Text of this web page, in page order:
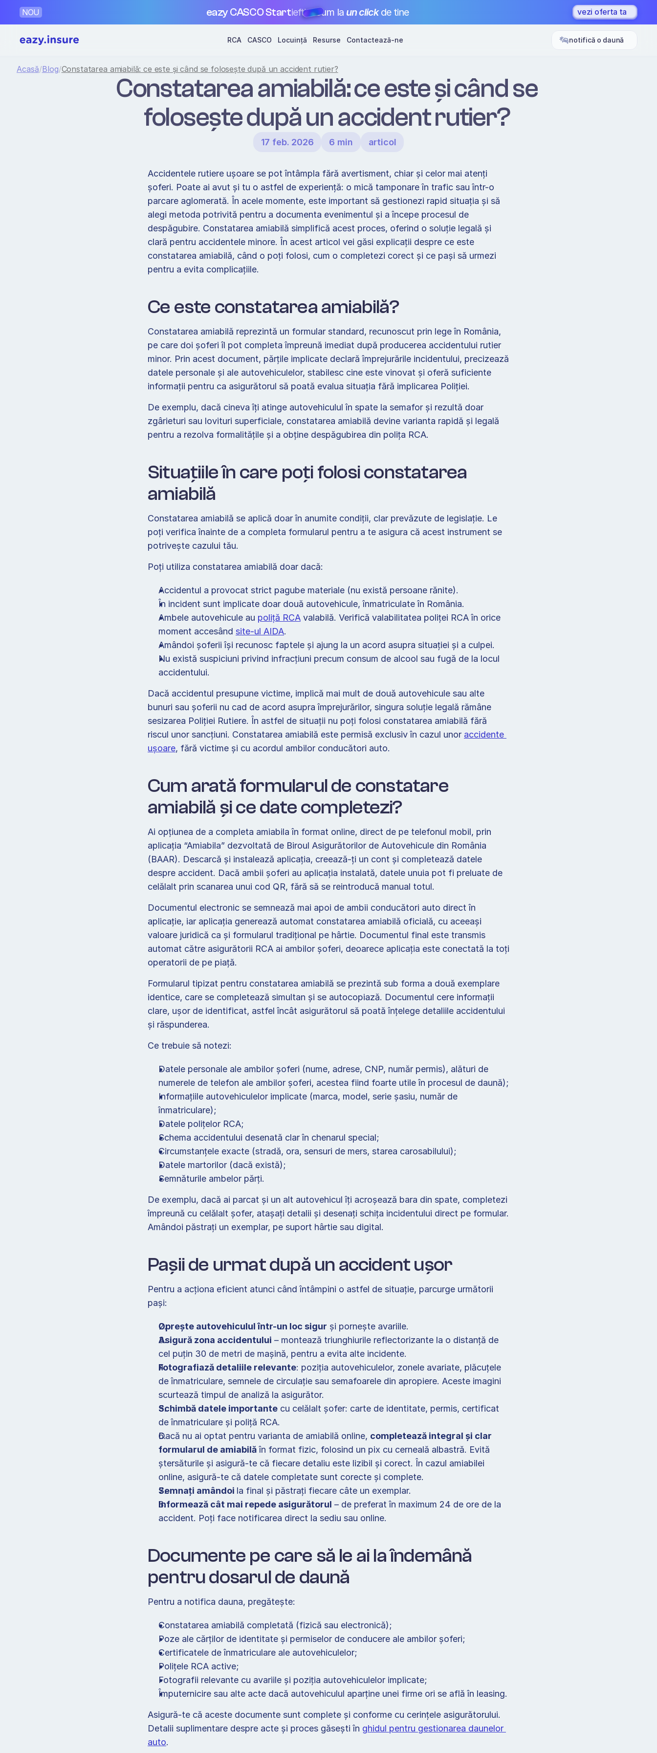
Acasă/Blog/Constatarea amiabilă: ce este și când se folosește după un accident rutier?
Constatarea amiabilă: ce este și când se
folosește după un accident rutier?
17 feb. 2026 6 min articol
NOU eazy CASCO Startieftinacum la un click de tine vezi oferta ta
RCA CASCO Locuință Resurse Contactează-ne notifică o daună
Accidentele rutiere ușoare se pot întâmpla fără avertisment, chiar și celor mai atenți
șoferi. Poate ai avut și tu o astfel de experiență: o mică tamponare în trafic sau într-o
parcare aglomerată. În acele momente, este important să gestionezi rapid situația și să
alegi metoda potrivită pentru a documenta evenimentul și a începe procesul de
despăgubire. Constatarea amiabilă simplifică acest proces, oferind o soluție legală și
clară pentru accidentele minore. În acest articol vei găsi explicații despre ce este
constatarea amiabilă, când o poți folosi, cum o completezi corect și ce pași să urmezi
pentru a evita complicațiile.
Ce este constatarea amiabilă?
Constatarea amiabilă reprezintă un formular standard, recunoscut prin lege în România,
pe care doi șoferi îl pot completa împreună imediat după producerea accidentului rutier
minor. Prin acest document, părțile implicate declară împrejurările incidentului, precizează
datele personale și ale autovehiculelor, stabilesc cine este vinovat și oferă suficiente
informații pentru ca asigurătorul să poată evalua situația fără implicarea Poliției.
De exemplu, dacă cineva îți atinge autovehiculul în spate la semafor și rezultă doar
zgârieturi sau lovituri superficiale, constatarea amiabilă devine varianta rapidă și legală
pentru a rezolva formalitățile și a obține despăgubirea din polița RCA.
Situațiile în care poți folosi constatarea
amiabilă
Constatarea amiabilă se aplică doar în anumite condiții, clar prevăzute de legislație. Le
poți verifica înainte de a completa formularul pentru a te asigura că acest instrument se
potrivește cazului tău.
Poți utiliza constatarea amiabilă doar dacă:
Accidentul a provocat strict pagube materiale (nu există persoane rănite).
În incident sunt implicate doar două autovehicule, înmatriculate în România.
Ambele autovehicule au poliță RCA valabilă. Verifică valabilitatea poliței RCA în orice
moment accesând site-ul AIDA.
Amândoi șoferii își recunosc faptele și ajung la un acord asupra situației și a culpei.
Nu există suspiciuni privind infracțiuni precum consum de alcool sau fugă de la locul
accidentului.
Dacă accidentul presupune victime, implică mai mult de două autovehicule sau alte
bunuri sau șoferii nu cad de acord asupra împrejurărilor, singura soluție legală rămâne
sesizarea Poliției Rutiere. În astfel de situații nu poți folosi constatarea amiabilă fără
riscul unor sancțiuni. Constatarea amiabilă este permisă exclusiv în cazul unor accidente
ușoare, fără victime și cu acordul ambilor conducători auto.
Cum arată formularul de constatare
amiabilă și ce date completezi?
Ai opțiunea de a completa amiabila în format online, direct de pe telefonul mobil, prin
aplicația “Amiabila” dezvoltată de Biroul Asigurătorilor de Autovehicule din România
(BAAR). Descarcă și instalează aplicația, creează-ți un cont și completează datele
despre accident. Dacă ambii șoferi au aplicația instalată, datele unuia pot fi preluate de
celălalt prin scanarea unui cod QR, fără să se reintroducă manual totul.
Documentul electronic se semnează mai apoi de ambii conducători auto direct în
aplicație, iar aplicația generează automat constatarea amiabilă oficială, cu aceeași
valoare juridică ca și formularul tradițional pe hârtie. Documentul final este transmis
automat către asigurătorii RCA ai ambilor șoferi, deoarece aplicația este conectată la toți
operatorii de pe piață.
Formularul tipizat pentru constatarea amiabilă se prezintă sub forma a două exemplare
identice, care se completează simultan și se autocopiază. Documentul cere informații
clare, ușor de identificat, astfel încât asigurătorul să poată înțelege detaliile accidentului
și răspunderea.
Ce trebuie să notezi:
Datele personale ale ambilor șoferi (nume, adrese, CNP, număr permis), alături de
Informațiile autovehiculelor implicate (marca, model, serie șasiu, număr de
înmatriculare);
Datele polițelor RCA;
Schema accidentului desenată clar în chenarul special;
Circumstanțele exacte (stradă, ora, sensuri de mers, starea carosabilului);
Datele martorilor (dacă există);
Semnăturile ambelor părți.
De exemplu, dacă ai parcat și un alt autovehicul îți acroșează bara din spate, completezi
împreună cu celălalt șofer, atașați detalii și desenați schița incidentului direct pe formular.
Amândoi păstrați un exemplar, pe suport hârtie sau digital.
Pașii de urmat după un accident ușor
Pentru a acționa eficient atunci când întâmpini o astfel de situație, parcurge următorii
pași:
Oprește autovehiculul într-un loc sigur și pornește avariile.
Asigură zona accidentului – montează triunghiurile reflectorizante la o distanță de
cel puțin 30 de metri de mașină, pentru a evita alte incidente.
Fotografiază detaliile relevante: poziția autovehiculelor, zonele avariate, plăcuțele
de înmatriculare, semnele de circulație sau semafoarele din apropiere. Aceste imagini
scurtează timpul de analiză la asigurător.
Schimbă datele importante cu celălalt șofer: carte de identitate, permis, certificat
de înmatriculare și poliță RCA.
Dacă nu ai optat pentru varianta de amiabilă online, completează integral și clar
formularul de amiabilă în format fizic, folosind un pix cu cerneală albastră. Evită
ștersăturile și asigură-te că fiecare detaliu este lizibil și corect. În cazul amiabilei
online, asigură-te că datele completate sunt corecte și complete.
Semnați amândoi la final și păstrați fiecare câte un exemplar.
Informează cât mai repede asigurătorul – de preferat în maximum 24 de ore de la
accident. Poți face notificarea direct la sediu sau online.
Documente pe care să le ai la îndemână
pentru dosarul de daună
Pentru a notifica dauna, pregătește:
Constatarea amiabilă completată (fizică sau electronică);
Poze ale cărților de identitate și permiselor de conducere ale ambilor șoferi;
Certificatele de înmatriculare ale autovehiculelor;
Polițele RCA active;
Fotografii relevante cu avariile și poziția autovehiculelor implicate;
Asigură-te că aceste documente sunt complete și conforme cu cerințele asigurătorului.
Detalii suplimentare despre acte și proces găsești în ghidul pentru gestionarea daunelor
auto.